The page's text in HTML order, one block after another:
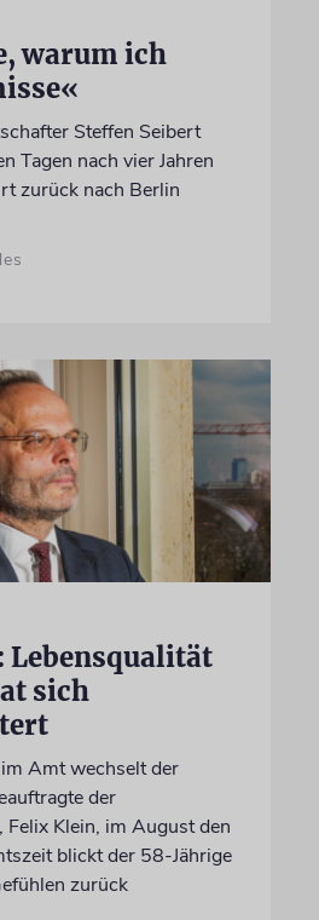
warum ich
Steffen Seibert
Tagen nach vier Jahren
zurück nach Berlin
Lebensqualität
sich
Amt wechselt der
der
Felix Klein, im August den
blickt der 58-Jährige
zurück